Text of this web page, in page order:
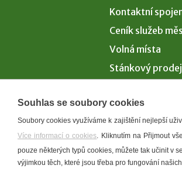
Kontaktní
Ceník služeb
Volná místa
Stánkový prodej
Souhlas se soubory cookies
Soubory cookies využíváme k zajištění nejlepší
Více informací o cookies. Kliknutím na Přijmout
pouze některých typů cookies, můžete tak učinit v
výjimkou těch, které jsou třeba pro fungování